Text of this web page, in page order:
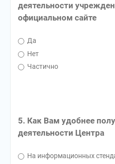
деятельности
официальном сайте
Да
Нет
Частично
5. Как Вам удобнее
деятельности Центра
На информационных